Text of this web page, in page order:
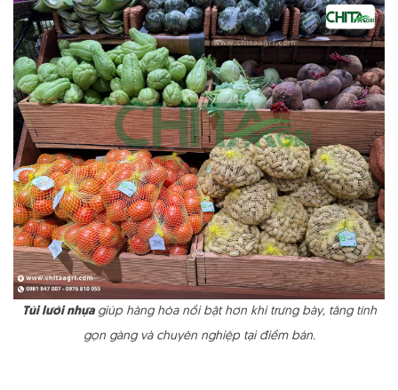
Túi lưới nhựagiúp hàng hóa nổi bật hơn khi trưng bày, tăng tính
gọn gàng và chuyên nghiệp tại điểm bán.